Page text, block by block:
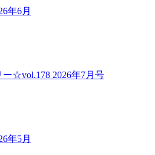
年6月
☆vol.178 2026年7月号
年5月